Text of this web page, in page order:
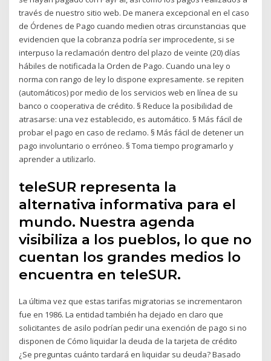
través de nuestro sitio web. De manera excepcional en el caso
de Órdenes de Pago cuando medien otras circunstancias que
evidencien que la cobranza podría ser improcedente, si se
interpuso la reclamación dentro del plazo de veinte (20) días
hábiles de notificada la Orden de Pago. Cuando una ley o
norma con rango de ley lo dispone expresamente. se repiten
(automáticos) por medio de los servicios web en línea de su
banco o cooperativa de crédito. § Reduce la posibilidad de
atrasarse: una vez establecido, es automático. § Más fácil de
probar el pago en caso de reclamo. § Más fácil de detener un
pago involuntario o erróneo. § Toma tiempo programarlo y
aprender a utilizarlo.
teleSUR representa la
alternativa informativa para el
mundo. Nuestra agenda
visibiliza a los pueblos, lo que no
cuentan los grandes medios lo
encuentra en teleSUR.
La última vez que estas tarifas migratorias se incrementaron
fue en 1986. La entidad también ha dejado en claro que
solicitantes de asilo podrían pedir una exención de pago si no
disponen de Cómo liquidar la deuda de la tarjeta de crédito
¿Se preguntas cuánto tardará en liquidar su deuda? Basado